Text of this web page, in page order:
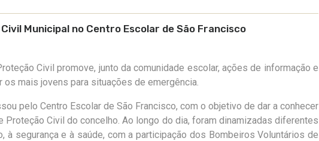
Municipal no Centro Escolar de São Francisco
Civil promove, junto da comunidade escolar, ações de informação e
mais jovens para situações de emergência.
pelo Centro Escolar de São Francisco, com o objetivo de dar a conhecer
Civil do concelho. Ao longo do dia, foram dinamizadas diferentes
segurança e à saúde, com a participação dos Bombeiros Voluntários de